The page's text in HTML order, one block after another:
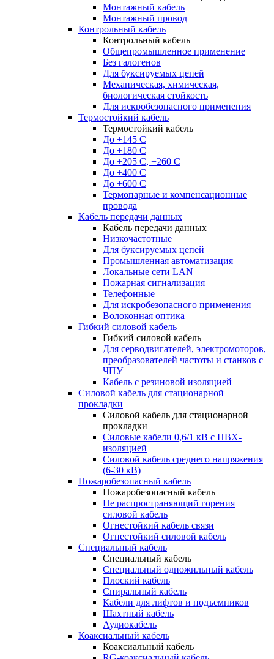
Монтажный кабель
Монтажный провод
Контрольный кабель
Контрольный кабель
Общепромышленное применение
Без галогенов
Для буксируемых цепей
Механическая, химическая,
биологическая стойкость
Для искробезопасного применения
Термостойкий кабель
Термостойкий кабель
До +145 С
До +180 C
До +205 С, +260 С
До +400 C
До +600 С
Термопарные и компенсационные
провода
Кабель передачи данных
Кабель передачи данных
Низкочастотные
Для буксируемых цепей
Промышленная автоматизация
Локальные сети LAN
Пожарная сигнализация
Телефонные
Для искробезопасного применения
Волоконная оптика
Гибкий силовой кабель
Гибкий силовой кабель
Для серводвигателей, электромоторов,
преобразователей частоты и станков с
ЧПУ
Кабель с резиновой изоляцией
Силовой кабель для стационарной
прокладки
Силовой кабель для стационарной
прокладки
Силовые кабели 0,6/1 кВ с ПВХ-
изоляцией
Силовой кабель среднего напряжения
(6-30 кВ)
Пожаробезопасный кабель
Пожаробезопасный кабель
Не распространяющий горения
силовой кабель
Огнестойкий кабель связи
Огнестойкий силовой кабель
Специальный кабель
Специальный кабель
Специальный одножильный кабель
Плоский кабель
Спиральный кабель
Кабели для лифтов и подъемников
Шахтный кабель
Аудиокабель
Коаксиальный кабель
Коаксиальный кабель